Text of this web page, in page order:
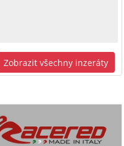
Zobrazit všechny inzeráty